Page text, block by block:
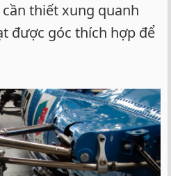
thiết xung quanh
được góc thích hợp để